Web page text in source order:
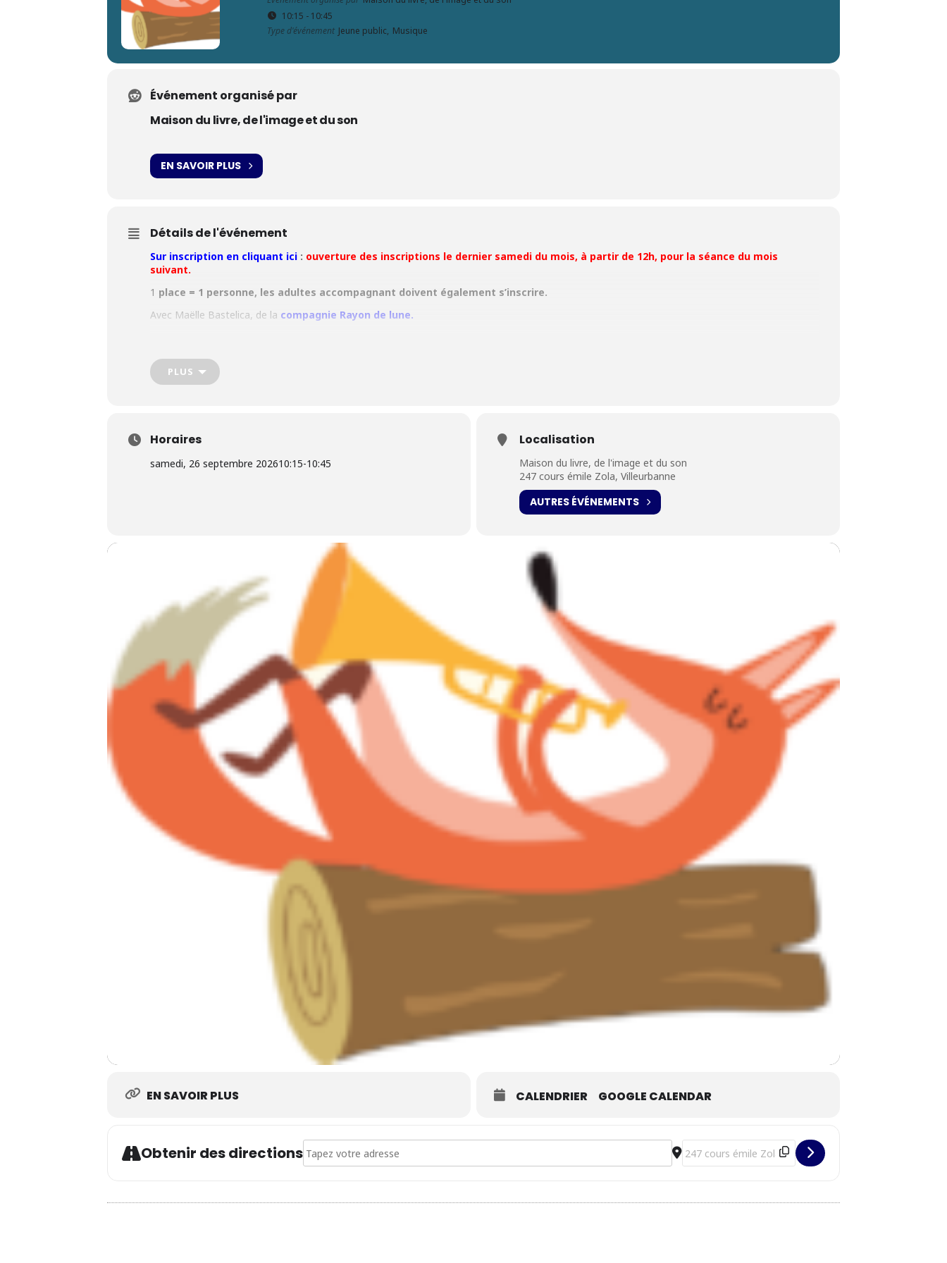
10:15 - 10:45
Type d'événement Jeune public, Musique
Événement organisé par
Maison du livre, de l'image et du son
EN SAVOIR PLUS
Détails de l'événement
Sur inscription en cliquant ici : ouverture des inscriptions le dernier samedi du mois, à partir de 12h, pour la séance du mois
suivant.
1 place = 1 personne, les adultes accompagnant doivent également s’inscrire.
Avec Maëlle Bastelica, de la compagnie Rayon de lune.
PLUS
Horaires
samedi, 26 septembre 202610:15-10:45
Localisation
Maison du livre, de l'image et du son
247 cours émile Zola, Villeurbanne
AUTRES ÉVÉNEMENTS
EN SAVOIR PLUS CALENDRIER GOOGLE CALENDAR
Obtenir des directions Address - Musicâlins (1) [SRemGCW5v] Destination Address - Musicâlins (1) [eN1XtFBBg]